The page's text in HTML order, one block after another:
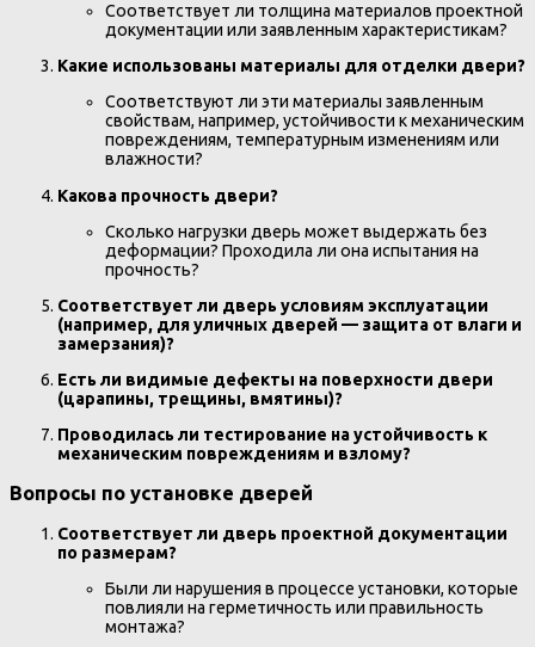
Соответствует ли толщина материалов проектной
документации или заявленным характеристикам?
Какие использованы материалы для отделки двери?
Соответствуют ли эти материалы заявленным
свойствам, например, устойчивости к механическим
повреждениям, температурным изменениям или
влажности?
Какова прочность двери?
Сколько нагрузки дверь может выдержать без
деформации? Проходила ли она испытания на
прочность?
Соответствует ли дверь условиям эксплуатации
(например, для уличных дверей — защита от влаги и
замерзания)?
Есть ли видимые дефекты на поверхности двери
(царапины, трещины, вмятины)?
Проводилась ли тестирование на устойчивость к
механическим повреждениям и взлому?
Вопросы по установке дверей
Соответствует ли дверь проектной документации
по размерам?
Были ли нарушения в процессе установки, которые
повлияли на герметичность или правильность
монтажа?